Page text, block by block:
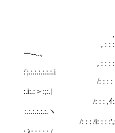
,. .
,. ＜: :,.イ:
／: : : /: : /: :
, : : : : :/: :.:/: :
, : : : : :./: : :,': : :
ー--..､
, : : : : : /: : : :i: :i:
:';.:.:.:.:.:.:.i
/: : : : : / : : i:.::l:
:.i:.:＞:;:.|
/: : : ,ｲ:λ: : /|/,.ィ
|:.:.:.:.:.:.ヽ
/: : : /i: : : :',:/ .